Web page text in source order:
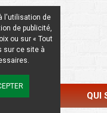
QUI
l'utilisation de
de publicité,
ou sur « Tout
sur ce site à